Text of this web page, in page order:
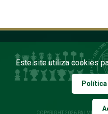
COPYRIGHT 2026 PALMEIRAS.
Este site utiliza cookies